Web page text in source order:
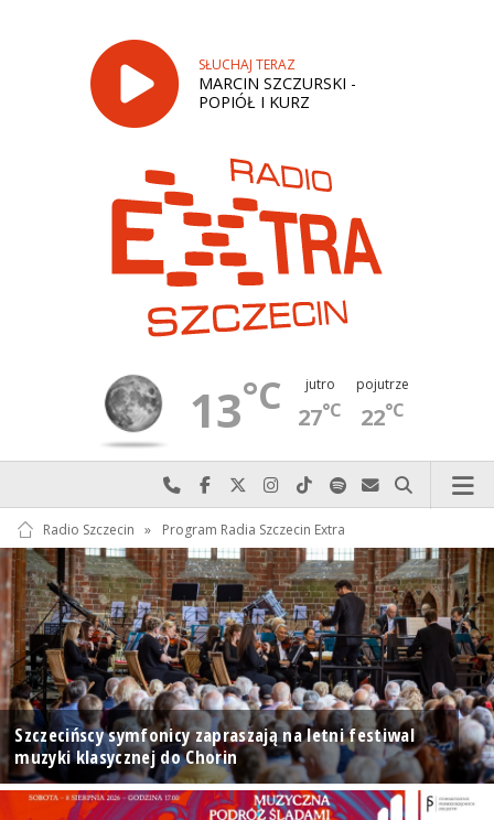
SŁUCHAJ TERAZ
MARCIN SZCZURSKI -
POPIÓŁ I KURZ
13°C jutro
27°C
pojutrze
22°C
Najlepiej po prostu do nas zadzwoń
Odwiedź nas na Facebook-u
Odwiedź nas na X
Odwiedź nas na Instagram-ie
Odwiedź nas na TikTok-u
Szukaj nas na Spotify
Wyślij do nas
Szukaj
Radio Szczecin » Program Radia Szczecin Extra
Szczecińscy symfonicy zapraszają na letni festiwal
muzyki klasycznej do Chorin